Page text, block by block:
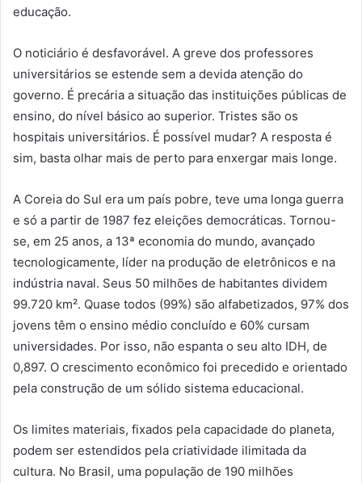
educação.
O noticiário é desfavorável. A greve dos professores
universitários se estende sem a devida atenção do
governo. É precária a situação das instituições públicas de
ensino, do nível básico ao superior. Tristes são os
hospitais universitários. É possível mudar? A resposta é
sim, basta olhar mais de perto para enxergar mais longe.
A Coreia do Sul era um país pobre, teve uma longa guerra
e só a partir de 1987 fez eleições democráticas. Tornou-
se, em 25 anos, a 13ª economia do mundo, avançado
tecnologicamente, líder na produção de eletrônicos e na
indústria naval. Seus 50 milhões de habitantes dividem
99.720 km². Quase todos (99%) são alfabetizados, 97% dos
jovens têm o ensino médio concluído e 60% cursam
universidades. Por isso, não espanta o seu alto IDH, de
0,897. O crescimento econômico foi precedido e orientado
pela construção de um sólido sistema educacional.
Os limites materiais, fixados pela capacidade do planeta,
podem ser estendidos pela criatividade ilimitada da
cultura. No Brasil, uma população de 190 milhões